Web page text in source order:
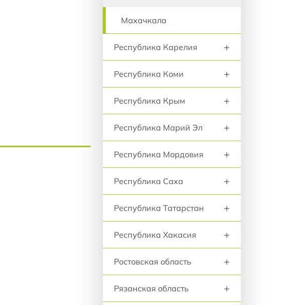
Махачкала
Республика Карелия +
Республика Коми +
Республика Крым +
Республика Марий Эл +
Республика Мордовия +
Республика Саха +
Республика Татарстан +
Республика Хакасия +
Ростовская область +
Рязанская область +